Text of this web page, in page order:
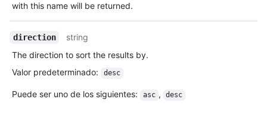
with this name will be returned.
direction
string
The direction to sort the results by.
Valor predeterminado: desc
Puede ser uno de los siguientes: asc , desc